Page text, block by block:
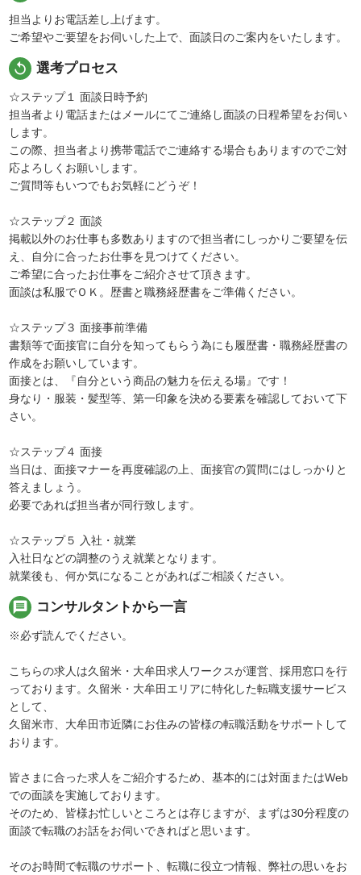
担当よりお電話差し上げます。
ご希望やご要望をお伺いした上で、面談日のご案内をいたします。
replay 選考プロセス
☆ステップ１ 面談日時予約
担当者より電話またはメールにてご連絡し面談の日程希望をお伺い
します。
この際、担当者より携帯電話でご連絡する場合もありますのでご対
応よろしくお願いします。
ご質問等もいつでもお気軽にどうぞ！
☆ステップ２ 面談
掲載以外のお仕事も多数ありますので担当者にしっかりご要望を伝
え、自分に合ったお仕事を見つけてください。
ご希望に合ったお仕事をご紹介させて頂きます。
面談は私服でＯＫ。歴書と職務経歴書をご準備ください。
☆ステップ３ 面接事前準備
書類等で面接官に自分を知ってもらう為にも履歴書・職務経歴書の
作成をお願いしています。
面接とは、『自分という商品の魅力を伝える場』です！
身なり・服装・髪型等、第一印象を決める要素を確認しておいて下
さい。
☆ステップ４ 面接
当日は、面接マナーを再度確認の上、面接官の質問にはしっかりと
答えましょう。
必要であれば担当者が同行致します。
☆ステップ５ 入社・就業
入社日などの調整のうえ就業となります。
就業後も、何か気になることがあればご相談ください。
message コンサルタントから一言
※必ず読んでください。
こちらの求人は久留米・大牟田求人ワークスが運営、採用窓口を行
っております。久留米・大牟田エリアに特化した転職支援サービス
として、
久留米市、大牟田市近隣にお住みの皆様の転職活動をサポートして
おります。
皆さまに合った求人をご紹介するため、基本的には対面またはWeb
での面談を実施しております。
そのため、皆様お忙しいところとは存じますが、まずは30分程度の
面談で転職のお話をお伺いできればと思います。
そのお時間で転職のサポート、転職に役立つ情報、弊社の思いをお